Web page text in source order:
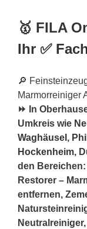
🥇 FILA
Ihr ✅
🔎
Marmorreiniger
⏩ In
Umkreis wie
Waghäusel ,
Hockenheim,
den
Restorer –
entfernen,